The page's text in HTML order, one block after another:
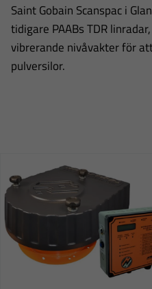
Saint Gobain Scanspac i
tidigare PAABs TDR
vibrerande nivåvakter för
pulversilor.